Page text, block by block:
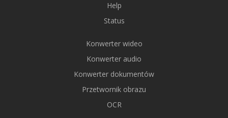
Help
Status
Konwerter wideo
Konwerter audio
Konwerter dokumentów
Przetwornik obrazu
OCR